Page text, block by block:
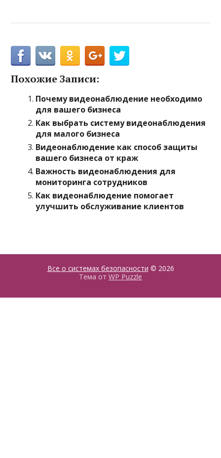
Похожие Записи:
Почему видеонаблюдение необходимо
для вашего бизнеса
Как выбрать систему видеонаблюдения
для малого бизнеса
Видеонаблюдение как способ защиты
вашего бизнеса от краж
Важность видеонаблюдения для
мониторинга сотрудников
Как видеонаблюдение помогает
улучшить обслуживание клиентов
Все о системах безопасности © 2026
Тема от WP Puzzle